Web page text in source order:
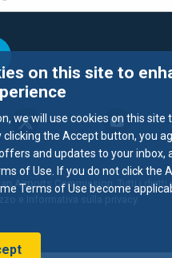
Airports Commission. Tutti i diritti
e Informativa sulla privacy
on this site to
we will use cookies on this site
clicking the Accept button, you
and updates to your inbox,
of Use. If you do not click the
Terms of Use become